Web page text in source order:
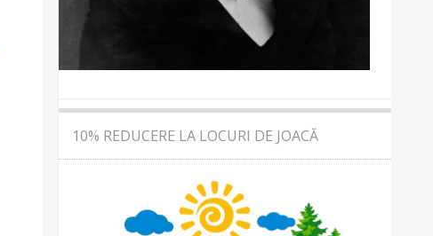
10% REDUCERE LA LOCURI DE JOACĂ